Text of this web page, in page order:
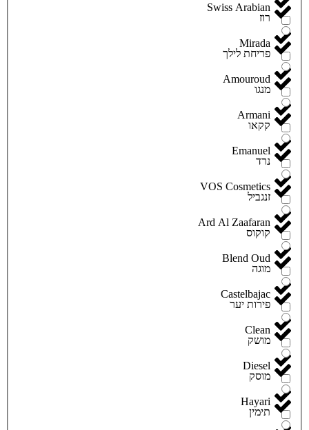
Swiss Arabian
Mirada
Amouroud
Armani
Emanuel
VOS Cosmetics
Ard Al Zaafaran
Blend Oud
Castelbajac
Clean
Diesel
Hayari
רוז
פריחת לילך
מנגו
קקאו
נרד
זנגביל
קוקוס
מוגה
פירות יער
מושק
מוסק
תימין